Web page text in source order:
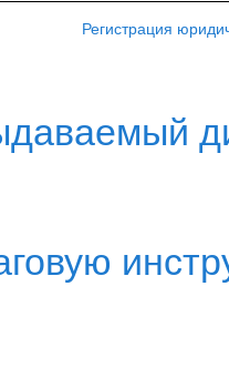
Регистрация